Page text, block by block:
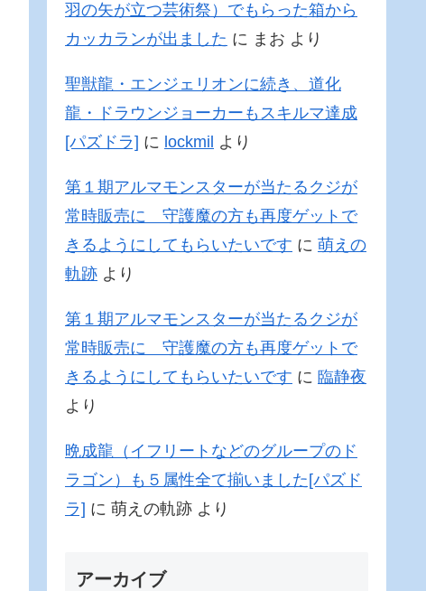
羽の矢が立つ芸術祭）でもらった箱から
カッカランが出ました に まお より
聖獣龍・エンジェリオンに続き、道化
龍・ドラウンジョーカーもスキルマ達成
[パズドラ] に lockmil より
第１期アルマモンスターが当たるクジが
常時販売に 守護魔の方も再度ゲットで
きるようにしてもらいたいです に 萌えの
軌跡 より
第１期アルマモンスターが当たるクジが
常時販売に 守護魔の方も再度ゲットで
きるようにしてもらいたいです に 臨静夜
より
晩成龍（イフリートなどのグループのド
ラゴン）も５属性全て揃いました[パズド
ラ] に 萌えの軌跡 より
アーカイブ